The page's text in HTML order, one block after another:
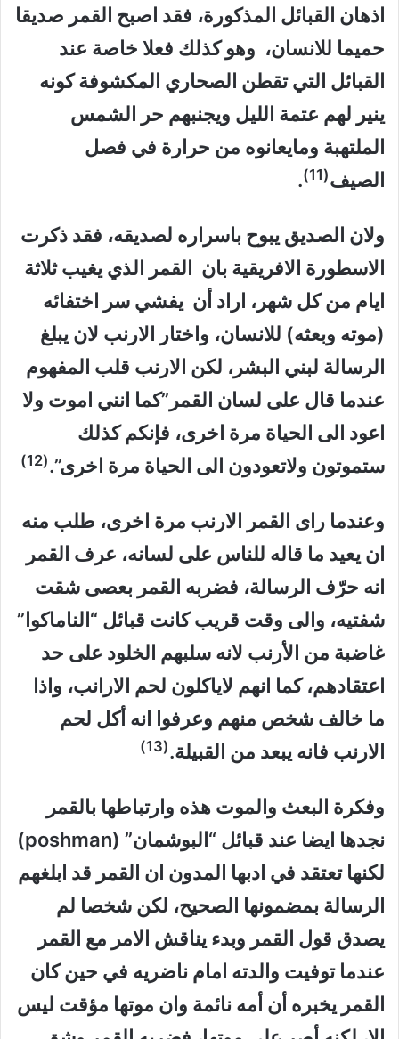
اذهان القبائل المذكورة، فقد اصبح القمر صديقا
حميما للانسان، وهو كذلك فعلا خاصة عند
القبائل التي تقطن الصحاري المكشوفة كونه
ينير لهم عتمة الليل ويجنبهم حر الشمس
الملتهبة ومايعانوه من حرارة في فصل
الصيف(11)
.
ولان الصديق يبوح باسراره لصديقه، فقد ذكرت
الاسطورة الافريقية بان القمر الذي يغيب ثلاثة
ايام من كل شهر، اراد أن يفشي سر اختفائه
(موته وبعثه) للانسان، واختار الارنب لان يبلغ
الرسالة لبني البشر، لكن الارنب قلب المفهوم
عندما قال على لسان القمر”كما انني اموت ولا
اعود الى الحياة مرة اخرى، فإنكم كذلك
ستموتون ولاتعودون الى الحياة مرة اخرى”.(12)
وعندما راى القمر الارنب مرة اخرى، طلب منه
ان يعيد ما قاله للناس على لسانه، عرف القمر
انه حرّف الرسالة، فضربه القمر بعصى شقت
شفتيه، والى وقت قريب كانت قبائل “الناماكوا”
غاضبة من الأرنب لانه سلبهم الخلود على حد
اعتقادهم، كما انهم لاياكلون لحم الارانب، واذا
ما خالف شخص منهم وعرفوا انه أكل لحم
الارنب فانه يبعد من القبيلة.(13)
وفكرة البعث والموت هذه وارتباطها بالقمر
نجدها ايضا عند قبائل “البوشمان” (poshman)
لكنها تعتقد في ادبها المدون ان القمر قد ابلغهم
الرسالة بمضمونها الصحيح، لكن شخصا لم
يصدق قول القمر وبدء يناقش الامر مع القمر
عندما توفيت والدته امام ناضريه في حين كان
القمر يخبره أن أمه نائمة وان موتها مؤقت ليس